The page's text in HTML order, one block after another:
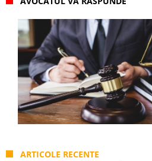
ARTICOLE RECENTE